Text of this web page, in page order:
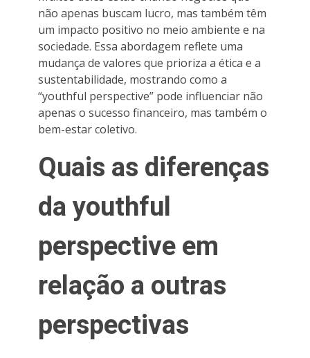
não apenas buscam lucro, mas também têm
um impacto positivo no meio ambiente e na
sociedade. Essa abordagem reflete uma
mudança de valores que prioriza a ética e a
sustentabilidade, mostrando como a
“youthful perspective” pode influenciar não
apenas o sucesso financeiro, mas também o
bem-estar coletivo.
Quais as diferenças
da youthful
perspective em
relação a outras
perspectivas